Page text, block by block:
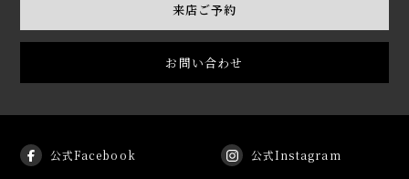
来店ご予約
お問い合わせ
公式Facebook 公式Instagram